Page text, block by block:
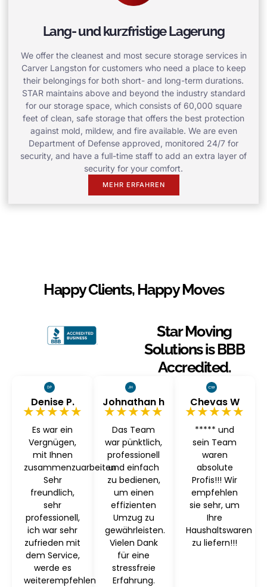
Lang- und kurzfristige Lagerung
We offer the cleanest and most secure storage services in
Carver Langston for customers who need a place to keep
their belongings for both short- and long-term durations.
STAR maintains above and beyond the industry standard
for our storage space, which consists of 60,000 square
feet of clean, safe storage that offers the best protection
against mold, mildew, and fire available. We are even
Department of Defense approved, monitored 24/7 for
security, and have a full-time staff to add an extra layer of
security for your comfort.
MEHR ERFAHREN
Happy Clients, Happy Moves
Star Moving
Solutions is BBB
Accredited.
Denise P.
★★★★★
Es war ein
Vergnügen,
mit Ihnen
zusammenzuarbeiten
Sehr
freundlich,
sehr
professionell,
ich war sehr
zufrieden mit
dem Service,
werde es
weiterempfehlen
Johnathan h
★★★★★
Das Team
war pünktlich,
professionell
und einfach
zu bedienen,
um einen
effizienten
Umzug zu
gewährleisten.
Vielen Dank
für eine
stressfreie
Erfahrung.
Chevas W
★★★★★
***** und
sein Team
waren
absolute
Profis!!! Wir
empfehlen
sie sehr, um
Ihre
Haushaltswaren
zu liefern!!!